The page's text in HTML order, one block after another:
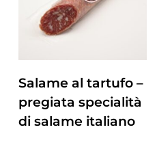
Salame al tartufo –
pregiata specialità
di salame italiano